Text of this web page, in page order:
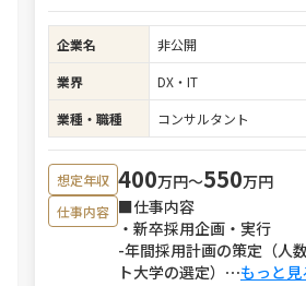
企業名
非公開
業界
DX・IT
業種・職種
コンサルタント
想定年収 400万円〜550万円
仕事内容 ■仕事内容
・新卒採用企画・実行
-年間採用計画の策定（人
ト大学の選定） ⋯もっと見